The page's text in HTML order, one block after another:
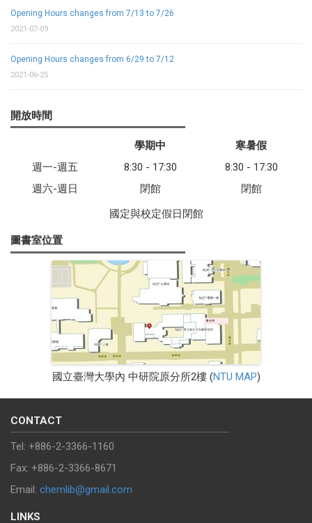
Opening Hours changes from 7/13 to 7/26
2021-07-09
Opening Hours changes from 6/29 to 7/12
2021-06-25
開放時間
學期中
寒暑假
週一-週五
8:30 - 17:30
8:30 - 17:30
週六-週日
閉館
閉館
國定與校定假日閉館
圖書室位置
國立臺灣大學內 中研院原分所2樓 (NTU MAP)
CONTACT
Tel: +886-2-3366-1160
Fax: +886-2-3366-8671
Email: chemlib@gmail.com
LINKS